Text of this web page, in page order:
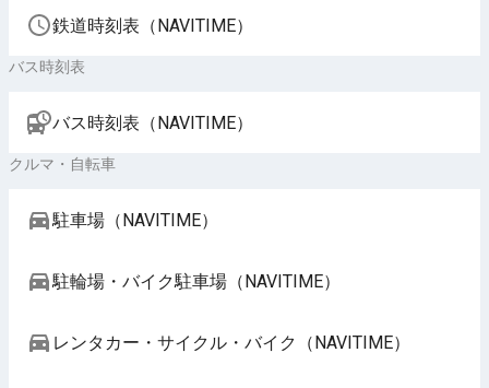
鉄道時刻表（NAVITIME）
バス時刻表
バス時刻表（NAVITIME）
クルマ・自転車
駐車場（NAVITIME）
駐輪場・バイク駐車場（NAVITIME）
レンタカー・サイクル・バイク（NAVITIME）